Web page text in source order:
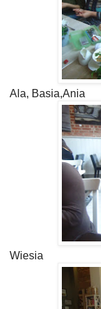
Ala, Basia,Ania
Wiesia